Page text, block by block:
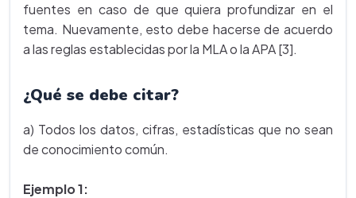
fuentes en caso de que quiera profundizar en el
tema. Nuevamente, esto debe hacerse de acuerdo
a las reglas establecidas por la MLA o la APA [3].
¿Qué se debe citar?
a) Todos los datos, cifras, estadísticas que no sean
de conocimiento común.
Ejemplo 1: